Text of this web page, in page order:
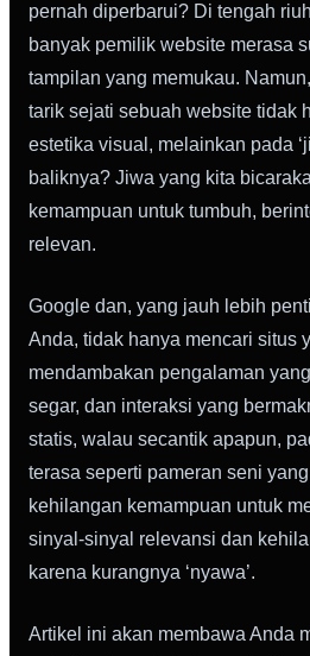
pernah diperbarui? Di tengah
banyak pemilik website merasa
tampilan yang memukau.
tarik sejati sebuah website tidak
estetika visual, melainkan pada
baliknya? Jiwa yang kita
kemampuan untuk tumbuh,
relevan.
Google dan, yang jauh lebih
Anda, tidak hanya mencari situs
mendambakan pengalaman
segar, dan interaksi yang
statis, walau secantik apapun,
terasa seperti pameran seni
kehilangan kemampuan untuk
sinyal-sinyal relevansi dan
karena kurangnya ‘nyawa’.
Artikel ini akan membawa Anda